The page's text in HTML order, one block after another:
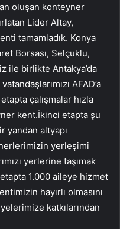
oluşan konteyner
Lider Altay,
tamamladık. Konya
Borsası, Selçuklu,
ile birlikte Antakya’da
AFAD’a
çalışmalar hızla
kent.İkinci etapta şu
yandan altyapı
yerleşimi
yerlerine taşımak
1.000 aileye hizmet
hayırlı olmasını
katkılarından